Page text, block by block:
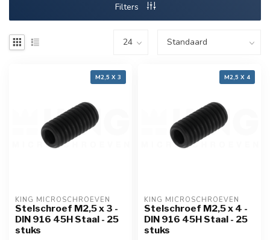
Filters
M2,5 X 3
KING MICROSCHROEVEN
Stelschroef M2,5 x 3 -
DIN 916 45H Staal - 25
stuks
M2,5 X 4
KING MICROSCHROEVEN
Stelschroef M2,5 x 4 -
DIN 916 45H Staal - 25
stuks